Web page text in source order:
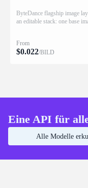
ByteDance flagship image
an editable stack: one base
From
$0.022/BILD
Eine API für
Alle Modelle